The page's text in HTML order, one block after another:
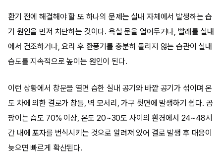
환기 전에 해결해야 할 또 하나의 문제는 실내 자체에서 발생하는 습
기 원인을 먼저 차단하는 것이다. 욕실 문을 열어두거나, 빨래를 실내
에서 건조하거나, 요리 후 환풍기를 충분히 돌리지 않는 습관이 실내
습도를 지속적으로 높이는 원인이 된다.
이런 상황에서 창문을 열면 습한 실내 공기와 바깥 공기가 섞이며 온
도 차에 의한 결로가 창틀, 벽 모서리, 가구 뒷면에 발생하기 쉽다. 곰
팡이는 습도 70% 이상, 온도 20~30도 사이의 환경에서 24~48시
간 내에 포자를 번식시키는 것으로 알려져 있어 결로 발생 후 대응이
늦으면 빠르게 확산된다.